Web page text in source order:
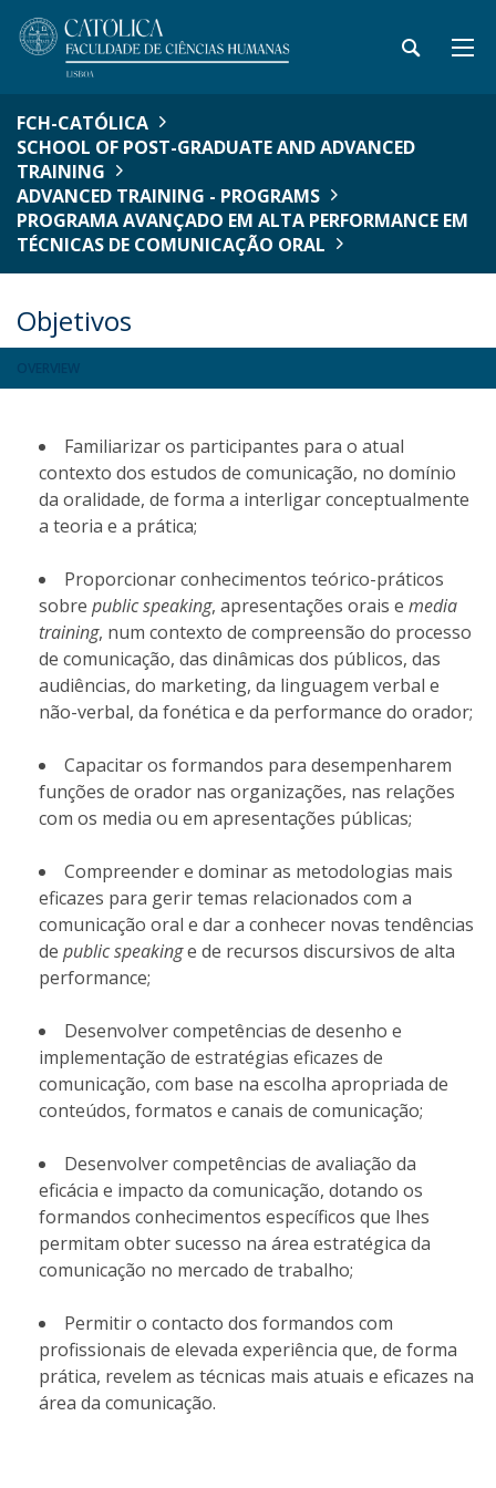
FCH-CATÓLICA
SCHOOL OF POST-GRADUATE AND ADVANCED
TRAINING
ADVANCED TRAINING - PROGRAMS
PROGRAMA AVANÇADO EM ALTA PERFORMANCE EM
TÉCNICAS DE COMUNICAÇÃO ORAL
Objetivos
Familiarizar os participantes para o atual
contexto dos estudos de comunicação, no domínio
da oralidade, de forma a interligar conceptualmente
a teoria e a prática;
Proporcionar conhecimentos teórico-práticos
sobre public speaking, apresentações orais e media
training, num contexto de compreensão do processo
de comunicação, das dinâmicas dos públicos, das
audiências, do marketing, da linguagem verbal e
não-verbal, da fonética e da performance do orador;
Capacitar os formandos para desempenharem
funções de orador nas organizações, nas relações
com os media ou em apresentações públicas;
Compreender e dominar as metodologias mais
eficazes para gerir temas relacionados com a
comunicação oral e dar a conhecer novas tendências
de public speakinge de recursos discursivos de alta
performance;
Desenvolver competências de desenho e
implementação de estratégias eficazes de
comunicação, com base na escolha apropriada de
conteúdos, formatos e canais de comunicação;
Desenvolver competências de avaliação da
eficácia e impacto da comunicação, dotando os
formandos conhecimentos específicos que lhes
permitam obter sucesso na área estratégica da
comunicação no mercado de trabalho;
Permitir o contacto dos formandos com
profissionais de elevada experiência que, de forma
prática, revelem as técnicas mais atuais e eficazes na
área da comunicação.